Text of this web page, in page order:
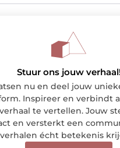
Stuur ons jouw
nu en deel jouw
Inspireer en verbindt
te vertellen. Jouw
en versterkt een
verhalen écht betekenis